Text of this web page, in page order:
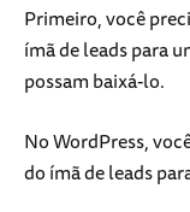
Primeiro, você
ímã de leads para
possam baixá-lo.
No WordPress,
do ímã de leads